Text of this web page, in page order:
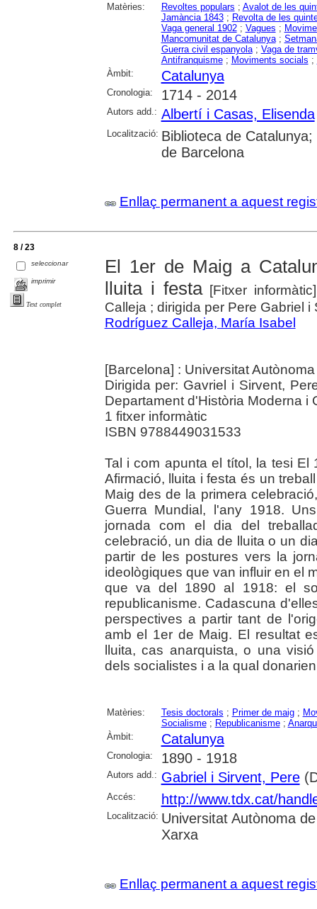
Matèries: Revoltes populars ; Avalot de les
Jamància 1843; Revolta de les
Vaga general 1902; Vagues ;
Mancomunitat de Catalunya;
Guerra civil espanyola; Vaga de
Antifranquisme; Moviments socials ;
Àmbit:
Catalunya
Cronologia: 1714 - 2014
Autors add.: Albertí i Casas, Elisenda
Localització: Biblioteca de
de Barcelona
Enllaç permanent a aquest
8 / 23
seleccionar
imprimir
Text complet
El 1er de Maig a
lluita i festa[Fitxer
Calleja ; dirigida per Pere Gabriel i
Rodríguez Calleja, María Isabel
[Barcelona] : Universitat
Dirigida per: Gavriel i Sirvent,
Departament d'Història Moderna i
1 fitxer informàtic
ISBN 9788449031533
Tal i com apunta el títol, la tesi El
Afirmació, lluita i festa és un
Maig des de la primera
Guerra Mundial, l'any 1918.
jornada com el dia del
celebració, un dia de lluita o un
partir de les postures vers la
ideològiques que van influir en el
que va del 1890 al 1918: el
republicanisme. Cadascuna
perspectives a partir tant de
amb el 1er de Maig. El resultat
lluita, cas anarquista, o una
dels socialistes i a la qual
Matèries: Tesis doctorals ; Primer de maig;
Socialisme; Republicanisme;
Àmbit:
Catalunya
Cronologia: 1890 - 1918
Autors add.: Gabriel i Sirvent, Pere
Accés: http://www.tdx.cat/
Localització: Universitat Autònoma
Xarxa
Enllaç permanent a aquest